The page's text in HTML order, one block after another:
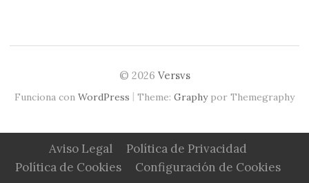
© 2026 Versvs
Funciona con WordPress | Theme: Graphypor Themegraphy
Aviso Legal
Política de Privacidad
Política de Cookies
Configuración de Cookies